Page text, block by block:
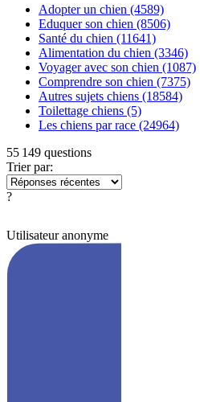
Adopter un chien (4589)
Eduquer son chien (8506)
Santé du chien (11641)
Alimentation du chien (3346)
Voyager avec son chien (1087)
Comprendre son chien (7375)
Autres sujets chiens (18584)
Toilettage chiens (5)
Les chiens par race (24964)
55 149 questions
Trier par:
?
Utilisateur anonyme